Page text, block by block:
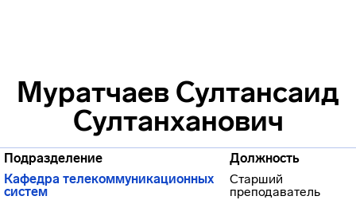
Муратчаев Султансаид
Султанханович
Подразделение
Должность
Кафедра телекоммуникационных
систем
Старший
преподаватель